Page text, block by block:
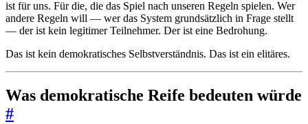
ist für uns. Für die, die das Spiel nach unseren Regeln spielen. Wer
andere Regeln will — wer das System grundsätzlich in Frage stellt
— der ist kein legitimer Teilnehmer. Der ist eine Bedrohung.
Das ist kein demokratisches Selbstverständnis. Das ist ein elitäres.
Was demokratische Reife bedeuten würde
#